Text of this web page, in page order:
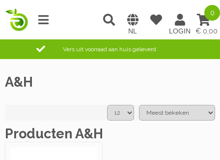
0,00
0
Vers uit voorraad aan huis geleverd
A&H
Producten A&H